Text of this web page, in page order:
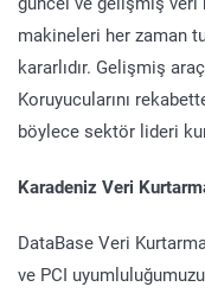
makineleri her zaman
kararlıdır. Gelişmiş
Koruyucularını
böylece sektör lideri
Karadeniz Veri
DataBase Veri
ve PCI